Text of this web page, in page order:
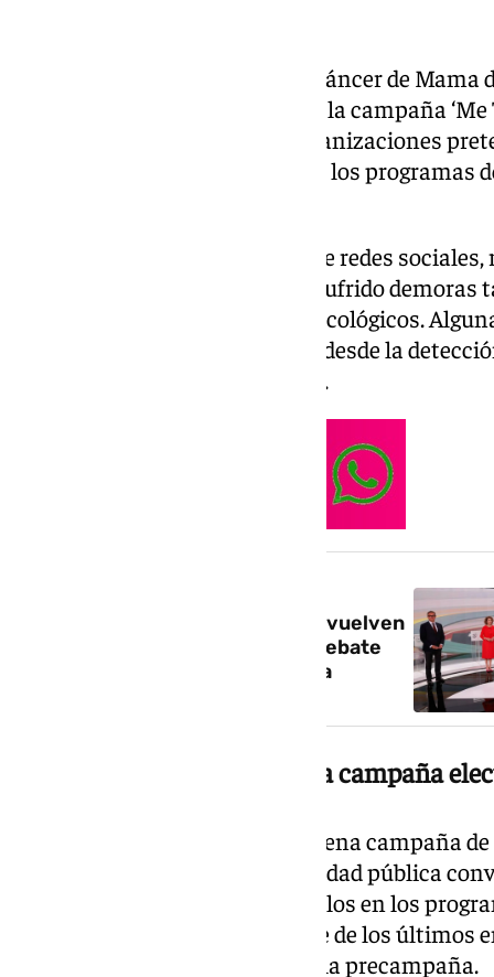
La Asociación de Mujeres con Cáncer de
Blancas han puesto en marcha la campaña
iniciativa con la que ambas organizaciones
ocasionados por los retrasos en los programas
La campaña, lanzada a través de redes
mujeres que denuncian haber sufrido
el inicio de sus tratamientos oncológicos.
esperado meses e incluso años desde la
hasta comenzar el tratamiento.
Se acabó el verde: los políticos vuelven
a sus colores clásicos en otro debate
‘reliado’ que decide poco o nada
La sanidad, en el centro de la campaña
La iniciativa llega además en plena campaña
próximo 17 de mayo, con la sanidad pública
focos del debate político. Los fallos en los
mama han protagonizado parte de los
distintas formaciones durante la precampaña.